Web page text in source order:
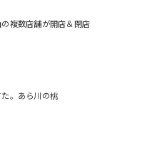
複数店舗が開店＆閉店
。あら川の桃